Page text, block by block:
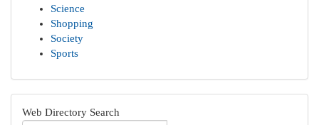
Science
Shopping
Society
Sports
Web Directory Search